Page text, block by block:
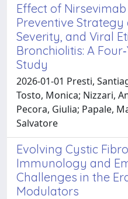
Effect of
Preventive Strategy
Severity, and Viral
Bronchiolitis: A
Study
2026-01-01 Presti,
Tosto, Monica; Nizzari,
Pecora, Giulia; Papale,
Salvatore
Evolving Cystic
Immunology and
Challenges in the
Modulators